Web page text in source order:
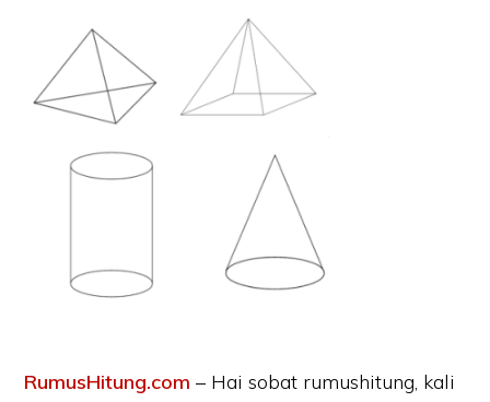
RumusHitung.com – Hai sobat rumushitung, kali